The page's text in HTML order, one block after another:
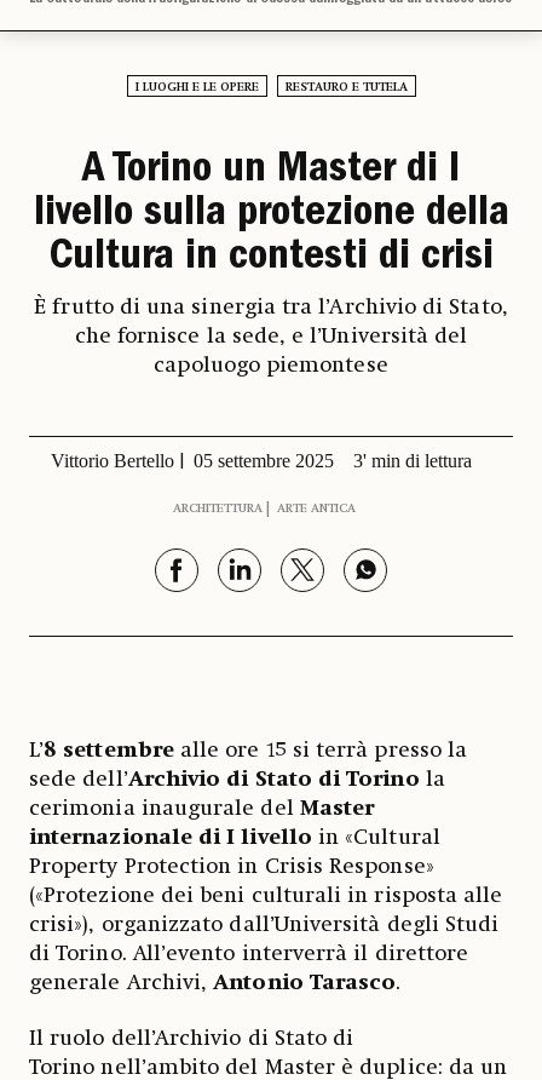
I LUOGHI E LE OPERE RESTAURO E TUTELA
A Torino un Master di I
livello sulla protezione della
Cultura in contesti di crisi
È frutto di una sinergia tra l’Archivio di Stato,
che fornisce la sede, e l’Università del
capoluogo piemontese
Vittorio Bertello 05 settembre 2025 3' min di lettura
ARCHITETTURA ARTE ANTICA
L’8 settembre alle ore 15 si terrà presso la
sede dell’Archivio di Stato di Torino la
cerimonia inaugurale del Master
internazionale di I livello in «Cultural
Property Protection in Crisis Response»
(«Protezione dei beni culturali in risposta alle
crisi»), organizzato dall’Università degli Studi
di Torino. All’evento interverrà il direttore
generale Archivi,Antonio Tarasco.
Il ruolo dell’Archivio di Stato di
Torino nell’ambito del Master è duplice: da un